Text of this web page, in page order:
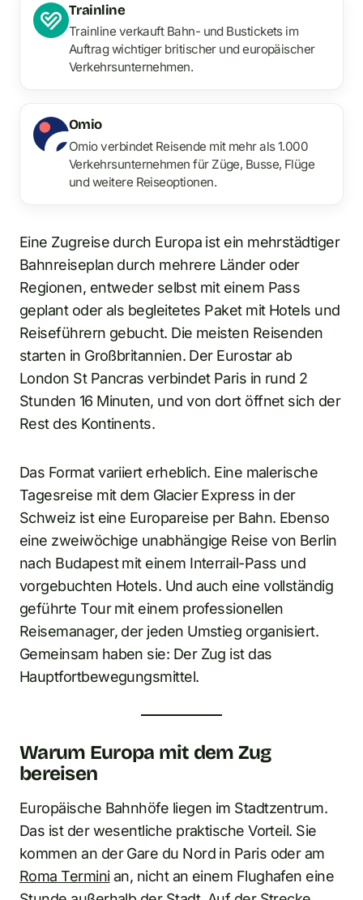
Trainline
Trainline verkauft Bahn- und Bustickets im
Auftrag wichtiger britischer und europäischer
Verkehrsunternehmen.
Omio
Omio verbindet Reisende mit mehr als 1.000
Verkehrsunternehmen für Züge, Busse, Flüge
und weitere Reiseoptionen.
Eine Zugreise durch Europa ist ein mehrstädtiger
Bahnreiseplan durch mehrere Länder oder
Regionen, entweder selbst mit einem Pass
geplant oder als begleitetes Paket mit Hotels und
Reiseführern gebucht. Die meisten Reisenden
starten in Großbritannien. Der Eurostar ab
London St Pancras verbindet Paris in rund 2
Stunden 16 Minuten, und von dort öffnet sich der
Rest des Kontinents.
Das Format variiert erheblich. Eine malerische
Tagesreise mit dem Glacier Express in der
Schweiz ist eine Europareise per Bahn. Ebenso
eine zweiwöchige unabhängige Reise von Berlin
nach Budapest mit einem Interrail-Pass und
vorgebuchten Hotels. Und auch eine vollständig
geführte Tour mit einem professionellen
Reisemanager, der jeden Umstieg organisiert.
Gemeinsam haben sie: Der Zug ist das
Hauptfortbewegungsmittel.
Warum Europa mit dem Zug
bereisen
Europäische Bahnhöfe liegen im Stadtzentrum.
Das ist der wesentliche praktische Vorteil. Sie
kommen an der Gare du Nord in Paris oder am
Roma Terminian, nicht an einem Flughafen eine